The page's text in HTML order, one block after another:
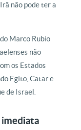
não pode ter a
Marco Rubio
não
os Estados
Egito, Catar e
de Israel.
imediata